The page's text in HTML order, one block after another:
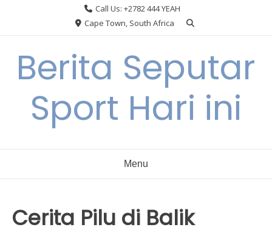
Call Us: +2782 444 YEAH
Cape Town, South Africa
Berita Seputar
Sport Hari ini
Menu
Cerita Pilu di Balik